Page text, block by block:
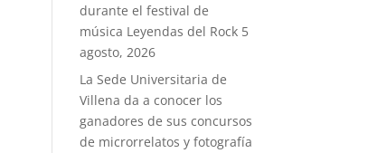
durante el festival de
música Leyendas del Rock 5
agosto, 2026
La Sede Universitaria de
Villena da a conocer los
ganadores de sus concursos
de microrrelatos y fotografía